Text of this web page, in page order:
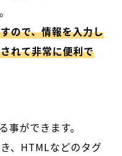
ので、情報を入力し
れて非常に便利で
ができます。
、HTMLなどのタグ